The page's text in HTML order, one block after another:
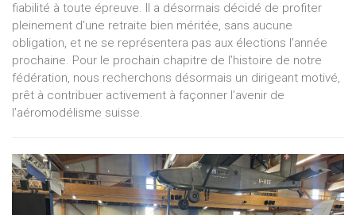
fiabilité à toute épreuve. Il a désormais décidé de profiter
pleinement d'une retraite bien méritée, sans aucune
obligation, et ne se représentera pas aux élections l'année
prochaine. Pour le prochain chapitre de l’histoire de notre
fédération, nous recherchons désormais un dirigeant motivé,
prêt à contribuer activement à façonner l’avenir de
l’aéromodélisme suisse.